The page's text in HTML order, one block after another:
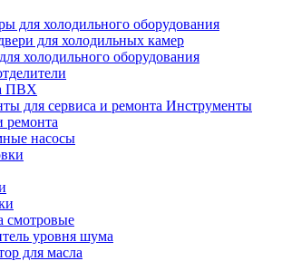
для холодильного оборудования
для холодильных камер
холодильного оборудования
ПВХ
Инструменты
ремонта
насосы
смотровые
уровня шума
для масла